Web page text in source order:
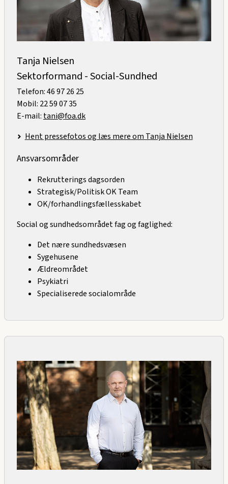
Tanja Nielsen
Sektorformand - Social-Sundhed
Telefon: 46 97 26 25
Mobil: 22 59 07 35
E-mail: tani@foa.dk
Hent pressefotos og læs mere om Tanja Nielsen
Ansvarsområder
Rekrutterings dagsorden
Strategisk/Politisk OK Team
OK/forhandlingsfællesskabet
Social og sundhedsområdet fag og faglighed:
Det nære sundhedsvæsen
Sygehusene
Ældreområdet
Psykiatri
Specialiserede socialområde